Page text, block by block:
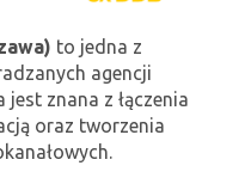
to jedna z
agencji
znana z łączenia
oraz tworzenia